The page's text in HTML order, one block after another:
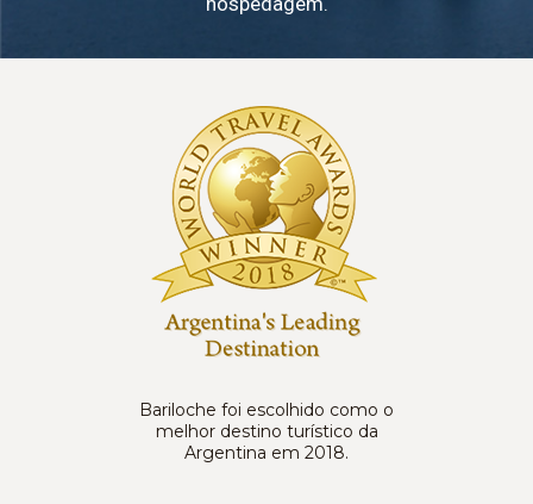
Bariloche foi escolhido como o
melhor destino turístico da
Argentina em 2018.